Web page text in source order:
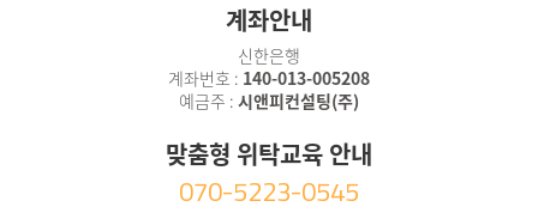
계좌안내
신한은행
계좌번호 : 140-013-005208
예금주 : 시앤피컨설팅(주)
맞춤형 위탁교육 안내
070-5223-0545